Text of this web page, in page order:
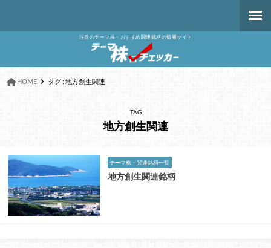
注目のテーマ株・おすすめ関連銘柄の情報サイト
HOME タグ : 地方創生関連
TAG
地方創生関連
テーマ株・関連銘柄一覧
地方創生関連銘柄